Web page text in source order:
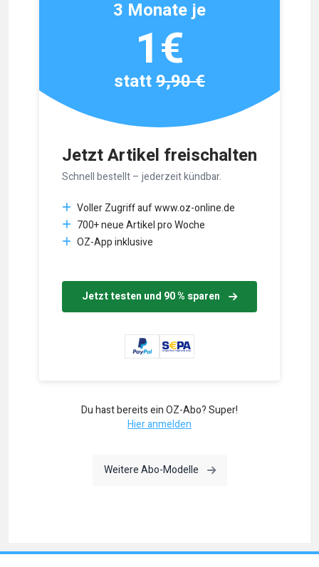
Jetzt Artikel freischalten
Schnell bestellt – jederzeit kündbar.
Voller Zugriff auf www.oz-online.de
700+ neue Artikel pro Woche
OZ-App inklusive
Jetzt testen und 90 % sparen
3 Monate je
1€
statt9,90 €
Du hast bereits ein OZ-Abo? Super!
Hier anmelden
Weitere Abo-Modelle